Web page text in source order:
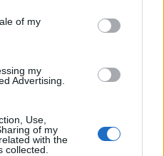
of my
my
Advertising.
Use,
of my
with the
collected.
για την οθόνη του, 3.5'' IPS
500cd/m2), και
κάμερα 5MP, εμπρόσθια
επίσης λειτουργικό